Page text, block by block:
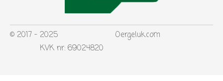
© 2017 - 2025 Oergeluk.com
KVK nr: 69024820